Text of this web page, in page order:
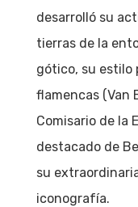
desarrolló su
tierras de la
gótico, su estilo
flamencas (Van
Comisario de la
destacado de
su
iconografía.